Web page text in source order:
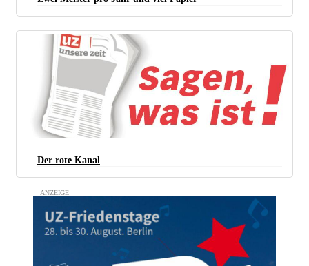
Der rote Kanal